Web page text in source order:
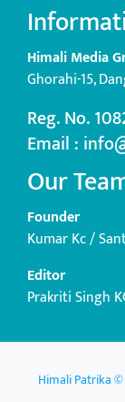
Himali Media
Ghorahi-15,
Reg. No.
Email :
Our
Founder
Kumar Kc /
Editor
Prakriti Singh
Himali Patrika ©